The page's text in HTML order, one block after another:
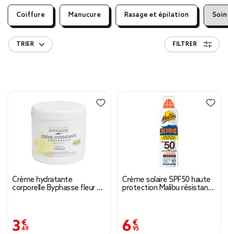
Coiffure Manucure Rasage et épilation
TRIER FILTRER
Crème hydratante
corporelle Byphasse fleur de
3,49 €
Crème solaire SPF50 haute
protection Malibu résistant
6,95 €